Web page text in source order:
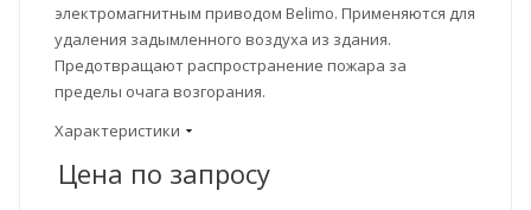
электромагнитным приводом Belimo. Применяются для
удаления задымленного воздуха из здания.
Предотвращают распространение пожара за
пределы очага возгорания.
Характеристики
Цена по запросу